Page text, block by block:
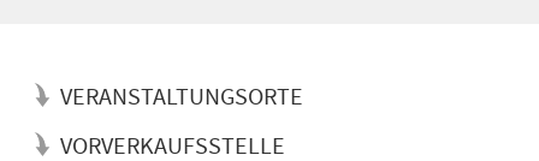
VERANSTALTUNGSORTE
VORVERKAUFSSTELLE